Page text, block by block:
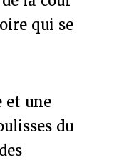
qui se
et une
du